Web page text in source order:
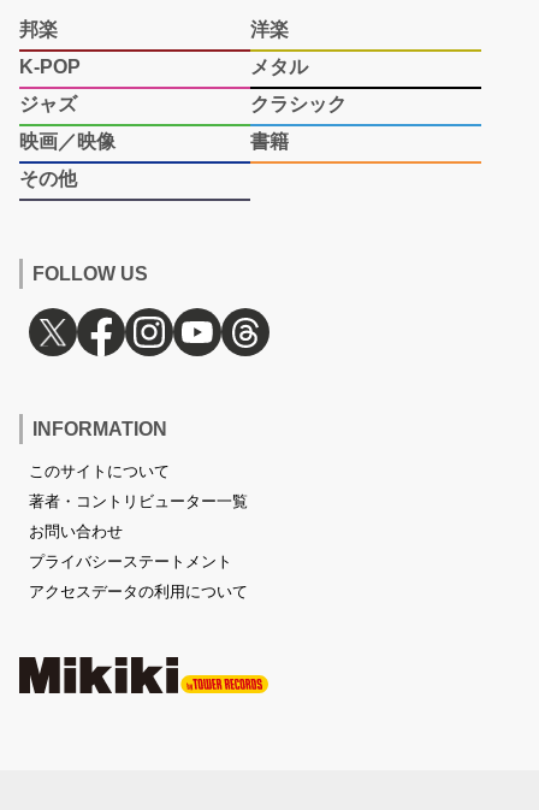
邦楽
洋楽
K-POP
メタル
ジャズ
クラシック
映画／映像
書籍
その他
FOLLOW US
INFORMATION
このサイトについて
著者・コントリビューター一覧
お問い合わせ
プライバシーステートメント
アクセスデータの利用について